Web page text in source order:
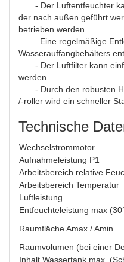
- Der Luftentfeuchter
der nach außen geführt
betrieben werden.
Eine regelmäßige
Wasserauffangbehälters
- Der Luftfilter kann
werden.
- Durch den robusten
/-roller wird ein schneller
Technische
Wechselstrommotor
Aufnahmeleistung P1
Arbeitsbereich relative
Arbeitsbereich Temperatur
Luftleistung
Entfeuchteleistung max
Raumfläche Amax / Amin
Raumvolumen (bei einer
Inhalt Wassertank max.